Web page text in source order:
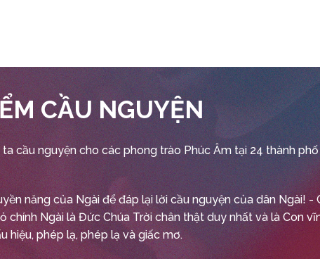
CẦU NGUYỆN
cầu nguyện cho các phong trào Phúc Âm tại 24 thành
năng của Ngài để đáp lại lời cầu nguyện của dân Ngài! -
chính Ngài là Đức Chúa Trời chân thật duy nhất và là Con
hiệu, phép lạ, phép lạ và giấc mơ.